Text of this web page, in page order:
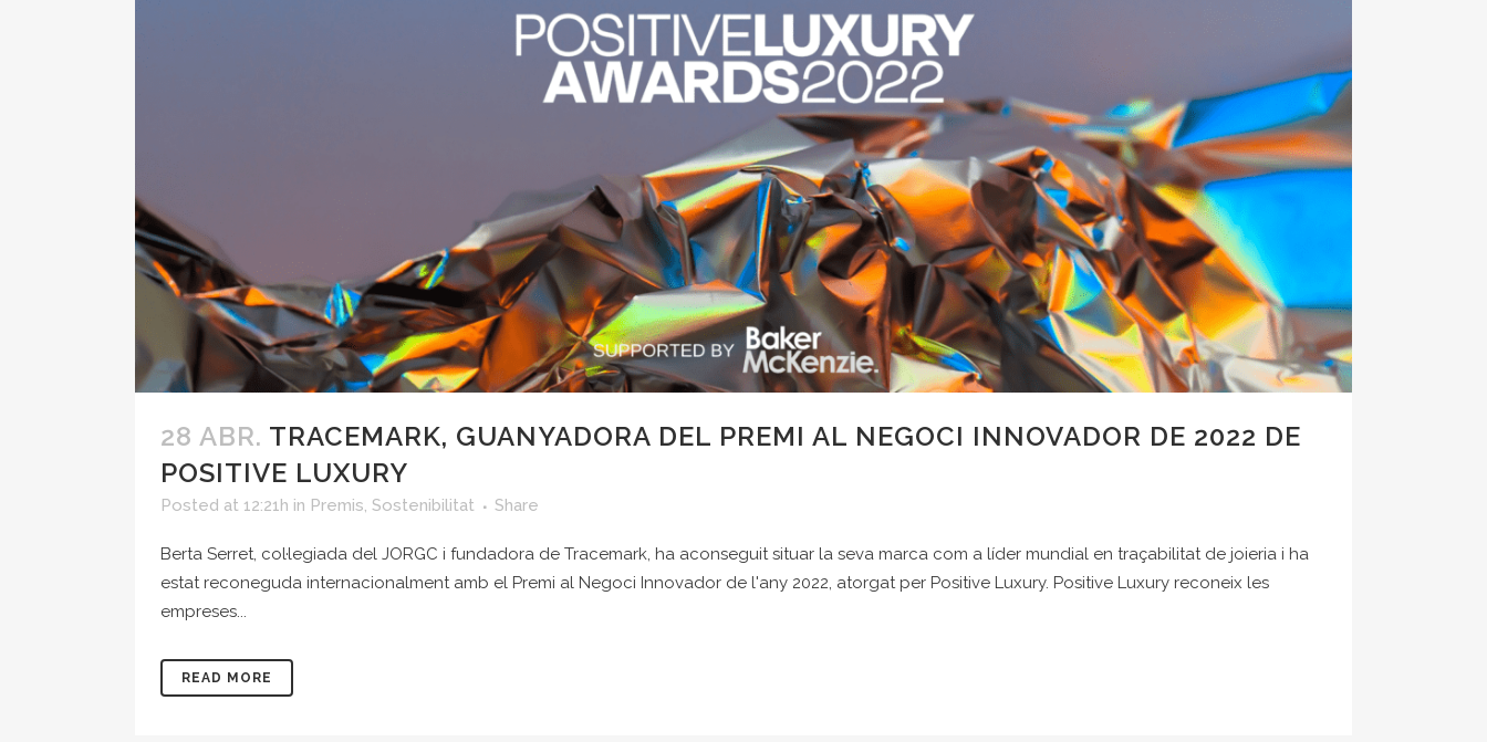
28 ABR. TRACEMARK, GUANYADORA DEL PREMI AL NEGOCI INNOVADOR DE 2022 DE
POSITIVE LUXURY
Posted at 12:21h in Premis, Sostenibilitat Share
Berta Serret, col·legiada del JORGC i fundadora de Tracemark, ha aconseguit situar la seva marca com a líder mundial en traçabilitat de joieria i ha
estat reconeguda internacionalment amb el Premi al Negoci Innovador de l'any 2022, atorgat per Positive Luxury. Positive Luxury reconeix les
empreses...
READ MORE